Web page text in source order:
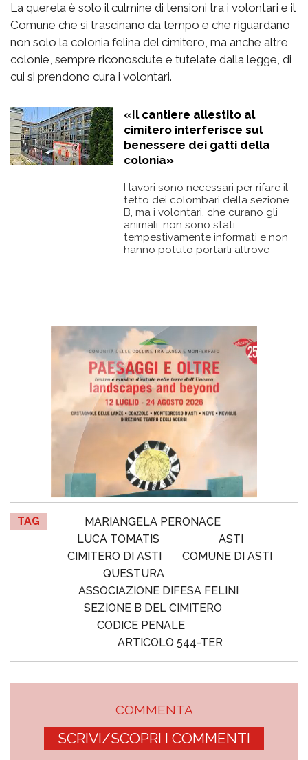
La querela è solo il culmine di tensioni tra i volontari e il
Comune che si trascinano da tempo e che riguardano
non solo la colonia felina del cimitero, ma anche altre
colonie, sempre riconosciute e tutelate dalla legge, di
cui si prendono cura i volontari.
«Il cantiere allestito al
cimitero interferisce sul
benessere dei gatti della
colonia»
I lavori sono necessari per rifare il
tetto dei colombari della sezione
B, ma i volontari, che curano gli
animali, non sono stati
tempestivamente informati e non
hanno potuto portarli altrove
TAG
MARIANGELA PERONACE
LUCA TOMATIS
ASTI
CIMITERO DI ASTI
COMUNE DI ASTI
QUESTURA
ASSOCIAZIONE DIFESA FELINI
SEZIONE B DEL CIMITERO
CODICE PENALE
ARTICOLO 544-TER
COMMENTA
SCRIVI/SCOPRI I COMMENTI